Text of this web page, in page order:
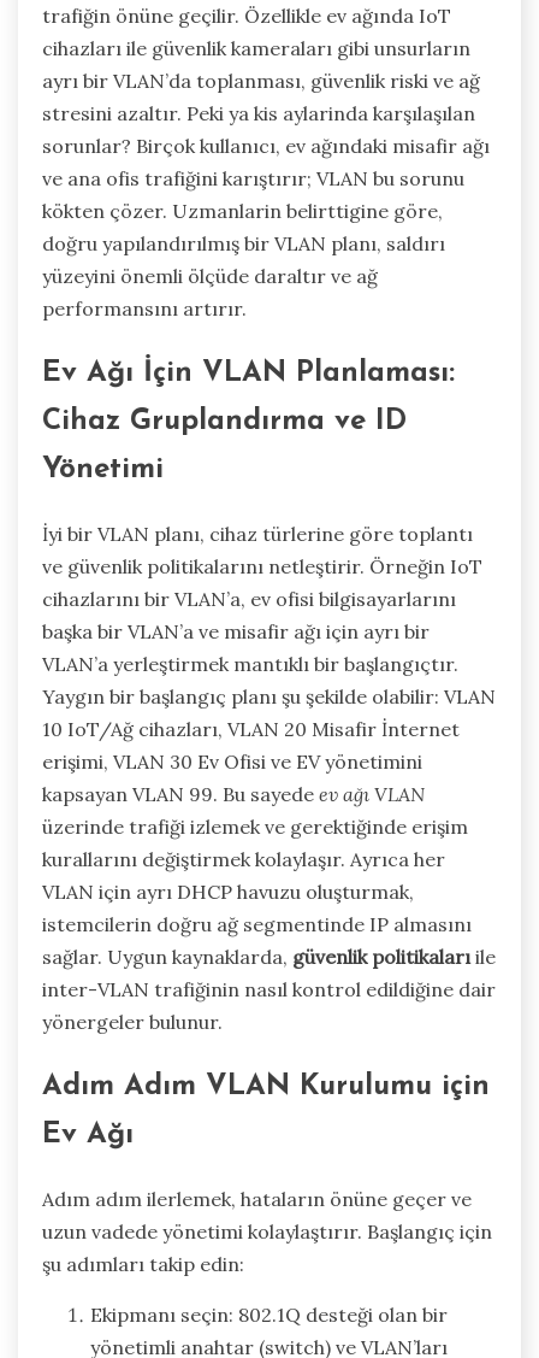
trafiğin önüne geçilir. Özellikle ev ağında IoT
cihazları ile güvenlik kameraları gibi unsurların
ayrı bir VLAN’da toplanması, güvenlik riski ve ağ
stresini azaltır. Peki ya kis aylarinda karşılaşılan
sorunlar? Birçok kullanıcı, ev ağındaki misafir ağı
ve ana ofis trafiğini karıştırır; VLAN bu sorunu
kökten çözer. Uzmanlarin belirttigine göre,
doğru yapılandırılmış bir VLAN planı, saldırı
yüzeyini önemli ölçüde daraltır ve ağ
performansını artırır.
Ev Ağı İçin VLAN Planlaması:
Cihaz Gruplandırma ve ID
Yönetimi
İyi bir VLAN planı, cihaz türlerine göre toplantı
ve güvenlik politikalarını netleştirir. Örneğin IoT
cihazlarını bir VLAN’a, ev ofisi bilgisayarlarını
başka bir VLAN’a ve misafir ağı için ayrı bir
VLAN’a yerleştirmek mantıklı bir başlangıçtır.
Yaygın bir başlangıç planı şu şekilde olabilir: VLAN
10 IoT/Ağ cihazları, VLAN 20 Misafir İnternet
erişimi, VLAN 30 Ev Ofisi ve EV yönetimini
kapsayan VLAN 99. Bu sayede ev ağı VLAN
üzerinde trafiği izlemek ve gerektiğinde erişim
kurallarını değiştirmek kolaylaşır. Ayrıca her
VLAN için ayrı DHCP havuzu oluşturmak,
istemcilerin doğru ağ segmentinde IP almasını
sağlar. Uygun kaynaklarda, güvenlik politikalarıile
inter-VLAN trafiğinin nasıl kontrol edildiğine dair
yönergeler bulunur.
Adım Adım VLAN Kurulumu için
Ev Ağı
Adım adım ilerlemek, hataların önüne geçer ve
uzun vadede yönetimi kolaylaştırır. Başlangıç için
şu adımları takip edin:
Ekipmanı seçin: 802.1Q desteği olan bir
yönetimli anahtar (switch) ve VLAN’ları